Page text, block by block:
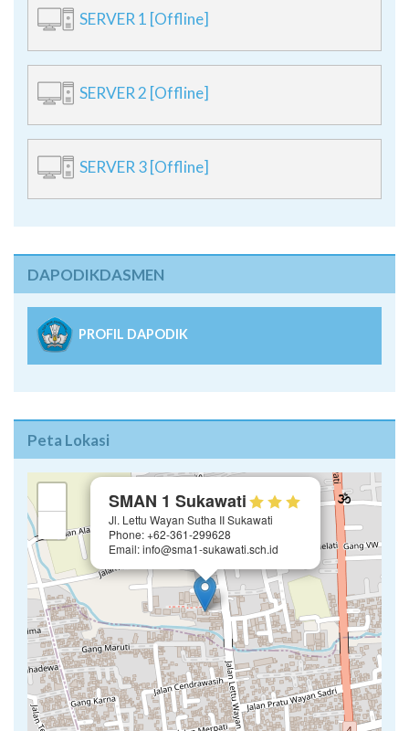
SERVER 1 [Offline]
SERVER 2 [Offline]
SERVER 3 [Offline]
DAPODIKDASMEN
PROFIL DAPODIK
Peta Lokasi
SMAN 1 Sukawati
Jl. Lettu Wayan Sutha II Sukawati
Phone: +62-361-299628
Email: info@sma1-sukawati.sch.id